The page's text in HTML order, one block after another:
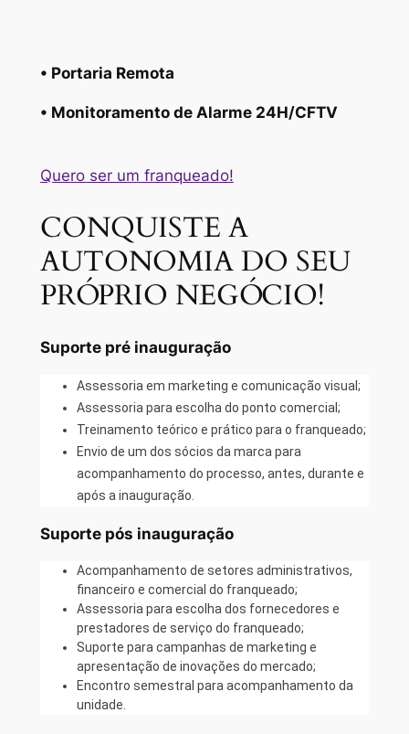
• Portaria Remota
• Monitoramento de Alarme 24H/CFTV
Quero ser um franqueado!
CONQUISTE A
AUTONOMIA DO SEU
PRÓPRIO NEGÓCIO!
Suporte pré inauguração
Assessoria em marketing e comunicação visual;
Assessoria para escolha do ponto comercial;
Treinamento teórico e prático para o franqueado;
Envio de um dos sócios da marca para
acompanhamento do processo, antes, durante e
após a inauguração.
Suporte pós inauguração
Acompanhamento de setores administrativos,
financeiro e comercial do franqueado;
Assessoria para escolha dos fornecedores e
prestadores de serviço do franqueado;
Suporte para campanhas de marketing e
apresentação de inovações do mercado;
Encontro semestral para acompanhamento da
unidade.